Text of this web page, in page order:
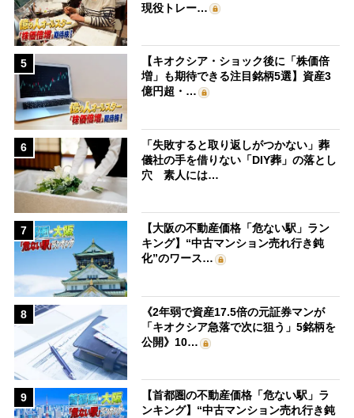
現役トレー…
5
【キオクシア・ショック後に「株価倍
増」も期待できる注目銘柄5選】資産3
億円超・…
6
「失敗すると取り返しがつかない」葬
儀社の手を借りない「DIY葬」の落とし
穴 素人には…
7
【大阪の不動産価格「危ない駅」ラン
キング】“中古マンション売れ行き鈍
化”のワース…
8
《2年弱で資産17.5倍の元証券マンが
「キオクシア急落で次に狙う」5銘柄を
公開》10…
9
【首都圏の不動産価格「危ない駅」ラ
ンキング】“中古マンション売れ行き鈍